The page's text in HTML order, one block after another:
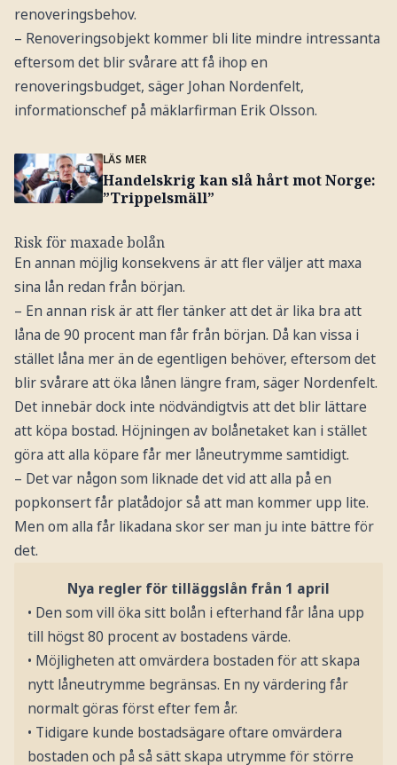
renoveringsbehov.
– Renoveringsobjekt kommer bli lite mindre intressanta
eftersom det blir svårare att få ihop en
renoveringsbudget, säger Johan Nordenfelt,
informationschef på mäklarfirman Erik Olsson.
LÄS MER
Handelskrig kan slå hårt mot Norge:
”Trippelsmäll”
Risk för maxade bolån
En annan möjlig konsekvens är att fler väljer att maxa
sina lån redan från början.
– En annan risk är att fler tänker att det är lika bra att
låna de 90 procent man får från början. Då kan vissa i
stället låna mer än de egentligen behöver, eftersom det
blir svårare att öka lånen längre fram, säger Nordenfelt.
Det innebär dock inte nödvändigtvis att det blir lättare
att köpa bostad. Höjningen av bolånetaket kan i stället
göra att alla köpare får mer låneutrymme samtidigt.
– Det var någon som liknade det vid att alla på en
popkonsert får platådojor så att man kommer upp lite.
Men om alla får likadana skor ser man ju inte bättre för
det.
Nya regler för tilläggslån från 1 april
• Den som vill öka sitt bolån i efterhand får låna upp
till högst 80 procent av bostadens värde.
• Möjligheten att omvärdera bostaden för att skapa
nytt låneutrymme begränsas. En ny värdering får
normalt göras först efter fem år.
• Tidigare kunde bostadsägare oftare omvärdera
bostaden och på så sätt skapa utrymme för större